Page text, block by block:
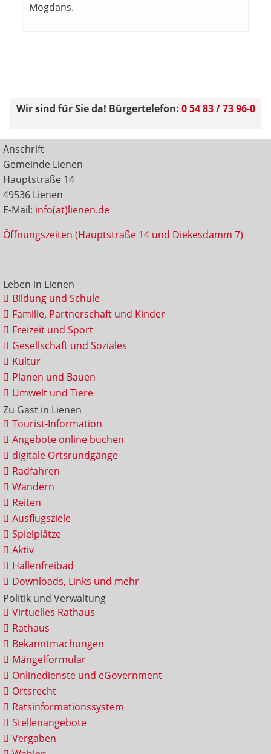
Mogdans.
Wir sind für Sie da! Bürgertelefon: 0 54 83 / 73 96-0
Anschrift
Gemeinde Lienen
Hauptstraße 14
49536 Lienen
E-Mail: info(at)lienen.de
Öffnungszeiten (Hauptstraße 14 und Diekesdamm 7)
Leben in Lienen
Bildung und Schule
Familie, Partnerschaft und Kinder
Freizeit und Sport
Gesellschaft und Soziales
Kultur
Planen und Bauen
Umwelt und Tiere
Zu Gast in Lienen
Tourist-Information
Angebote online buchen
digitale Ortsrundgänge
Radfahren
Wandern
Reiten
Ausflugsziele
Spielplätze
Aktiv
Hallenfreibad
Downloads, Links und mehr
Politik und Verwaltung
Virtuelles Rathaus
Rathaus
Bekanntmachungen
Mängelformular
Onlinedienste und eGovernment
Ortsrecht
Ratsinformationssystem
Stellenangebote
Vergaben